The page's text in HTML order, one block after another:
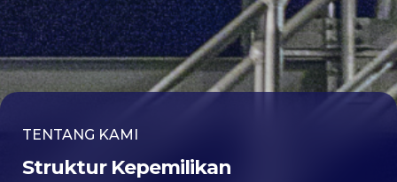
TENTANG KAMI
Struktur Kepemilikan